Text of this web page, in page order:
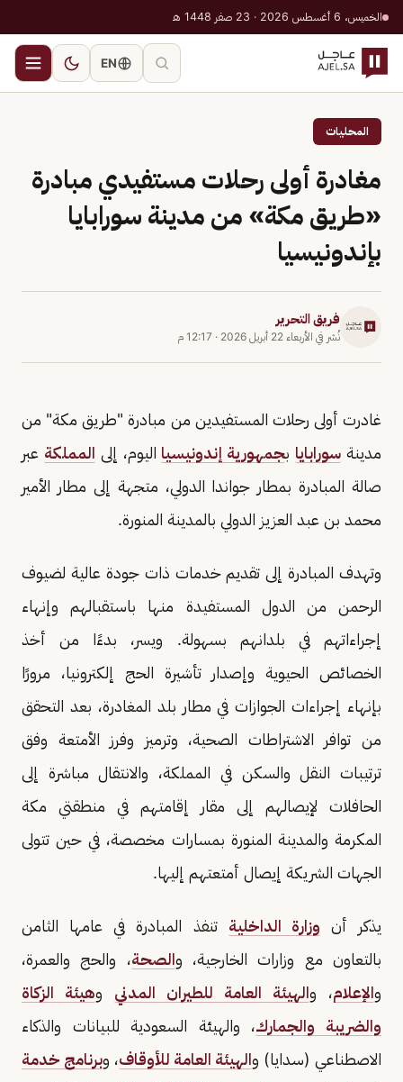
الخميس، 6 أغسطس 2026 · 23 صفر 1448 هـ
EN
المحليات
مغادرة أولى رحلات مستفيدي مبادرة
«طريق مكة» من مدينة سورابايا
بإندونيسيا
فريق التحرير
نُشر في الأربعاء 22 أبريل 2026 · 12:17 م
غادرت أولى رحلات المستفيدين من مبادرة "طريق مكة" من
مدينة سورابايا بجمهورية إندونيسيا اليوم، إلى المملكة عبر
صالة المبادرة بمطار جواندا الدولي، متجهة إلى مطار الأمير
محمد بن عبد العزيز الدولي بالمدينة المنورة.
وتهدف المبادرة إلى تقديم خدمات ذات جودة عالية لضيوف
الرحمن من الدول المستفيدة منها باستقبالهم وإنهاء
إجراءاتهم في بلدانهم بسهولة. ويسر، بدءًا من أخذ
الخصائص الحيوية وإصدار تأشيرة الحج إلكترونيا، مرورًا
بإنهاء إجراءات الجوازات في مطار بلد المغادرة، بعد التحقق
من توافر الاشتراطات الصحية، وترميز وفرز الأمتعة وفق
ترتيبات النقل والسكن في المملكة، والانتقال مباشرة إلى
الحافلات لإيصالهم إلى مقار إقامتهم في منطقتي مكة
المكرمة والمدينة المنورة بمسارات مخصصة، في حين تتولى
الجهات الشريكة إيصال أمتعتهم إليها.
يذكر أن وزارة الداخلية تنفذ المبادرة في عامها الثامن
بالتعاون مع وزارات الخارجية، والصحة، والحج والعمرة،
والإعلام، والهيئة العامة للطيران المدني وهيئة الزكاة
والضريبة والجمارك، والهيئة السعودية للبيانات والذكاء
الاصطناعي (سدايا) والهيئة العامة للأوقاف، وبرنامج خدمة